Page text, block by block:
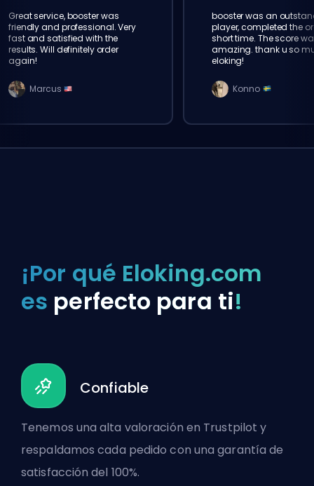
Great service, booster was
friendly and professional. Very
fast and satisfied with the
results. Will definitely order
again!
Marcus
booster was an
player, completed the
short time. The score
amazing. thank u so
eloking!
Konno
¡Por qué Eloking.com
es perfecto para ti!
Confiable
Tenemos una alta valoración en Trustpilot y
respaldamos cada pedido con una garantía de
satisfacción del 100%.